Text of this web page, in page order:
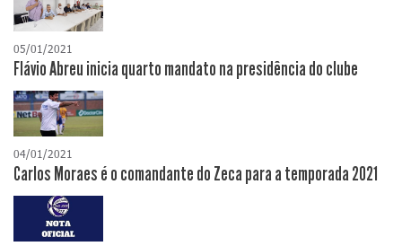
05/01/2021
Flávio Abreu inicia quarto mandato na presidência do clube
04/01/2021
Carlos Moraes é o comandante do Zeca para a temporada 2021